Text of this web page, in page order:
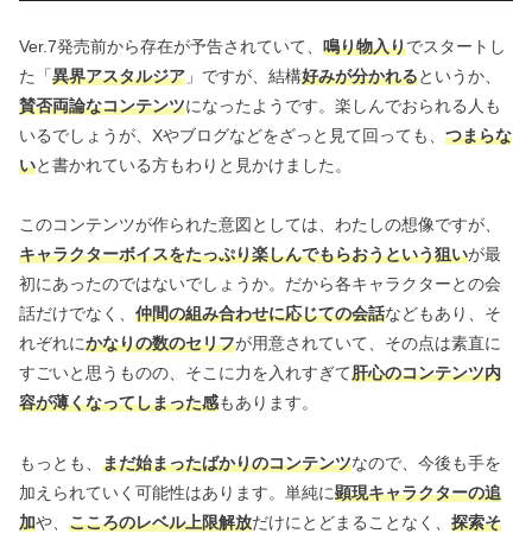
Ver.7発売前から存在が予告されていて、 鳴り物入りでスタートし
た「異界アスタルジア 」ですが、結構好みが分かれるというか、
賛否両論なコンテンツになったようです。楽しんでおられる人も
いるでしょうが、Xやブログなどをざっと見て回っても、 つまらな
いと書かれている方もわりと見かけました。
このコンテンツが作られた意図としては、わたしの想像ですが、
キャラクターボイスをたっぷり楽しんでもらおうという狙いが最
初にあったのではないでしょうか。だから各キャラクターとの会
話だけでなく、 仲間の組み合わせに応じての会話などもあり、そ
れぞれにかなりの数のセリフが用意されていて、その点は素直に
すごいと思うものの、そこに力を入れすぎて肝心のコンテンツ内
容が薄くなってしまった感もあります。
もっとも、 まだ始まったばかりのコンテンツなので、今後も手を
加えられていく可能性はあります。単純に顕現キャラクターの追
加や、 こころのレベル上限解放だけにとどまることなく、 探索そ